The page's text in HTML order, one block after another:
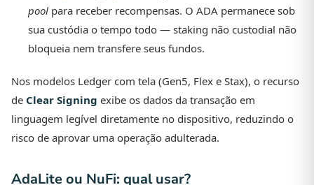
pool para receber recompensas. O ADA permanece sob
sua custódia o tempo todo — staking não custodial não
bloqueia nem transfere seus fundos.
Nos modelos Ledger com tela (Gen5, Flex e Stax), o recurso
de Clear Signing exibe os dados da transação em
linguagem legível diretamente no dispositivo, reduzindo o
risco de aprovar uma operação adulterada.
AdaLite ou NuFi: qual usar?